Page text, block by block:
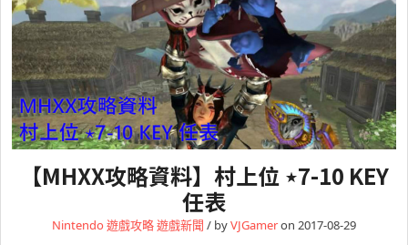
【MHXX攻略資料】村上位 ⋆7-10 KEY
任表
Nintendo遊戲攻略遊戲新聞 / byVJGameron 2017-08-29